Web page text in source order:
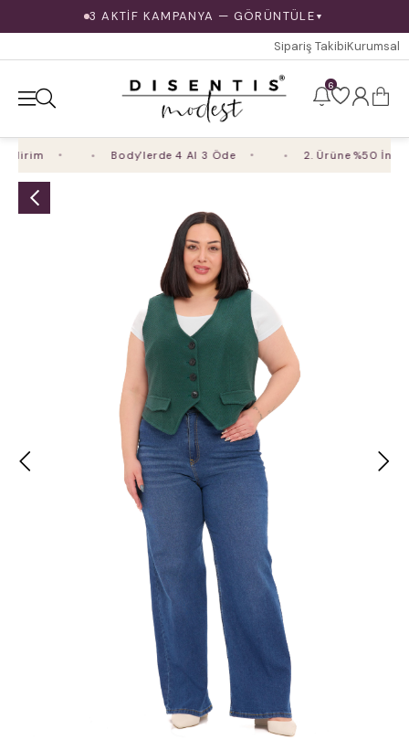
3 AKTİF KAMPANYA — GÖRÜNTÜLE ▼
Sipariş TakibiKurumsal
6
Body'lerde 4 Al 3 Öde 2. Ürüne %50 İndirim